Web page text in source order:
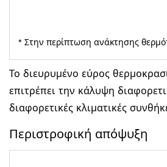
* Στην περίπτωση ανάκτησης
Το διευρυμένο εύρος
επιτρέπει την κάλυψη
διαφορετικές κλιματικές
Περιστροφική απόψυξη